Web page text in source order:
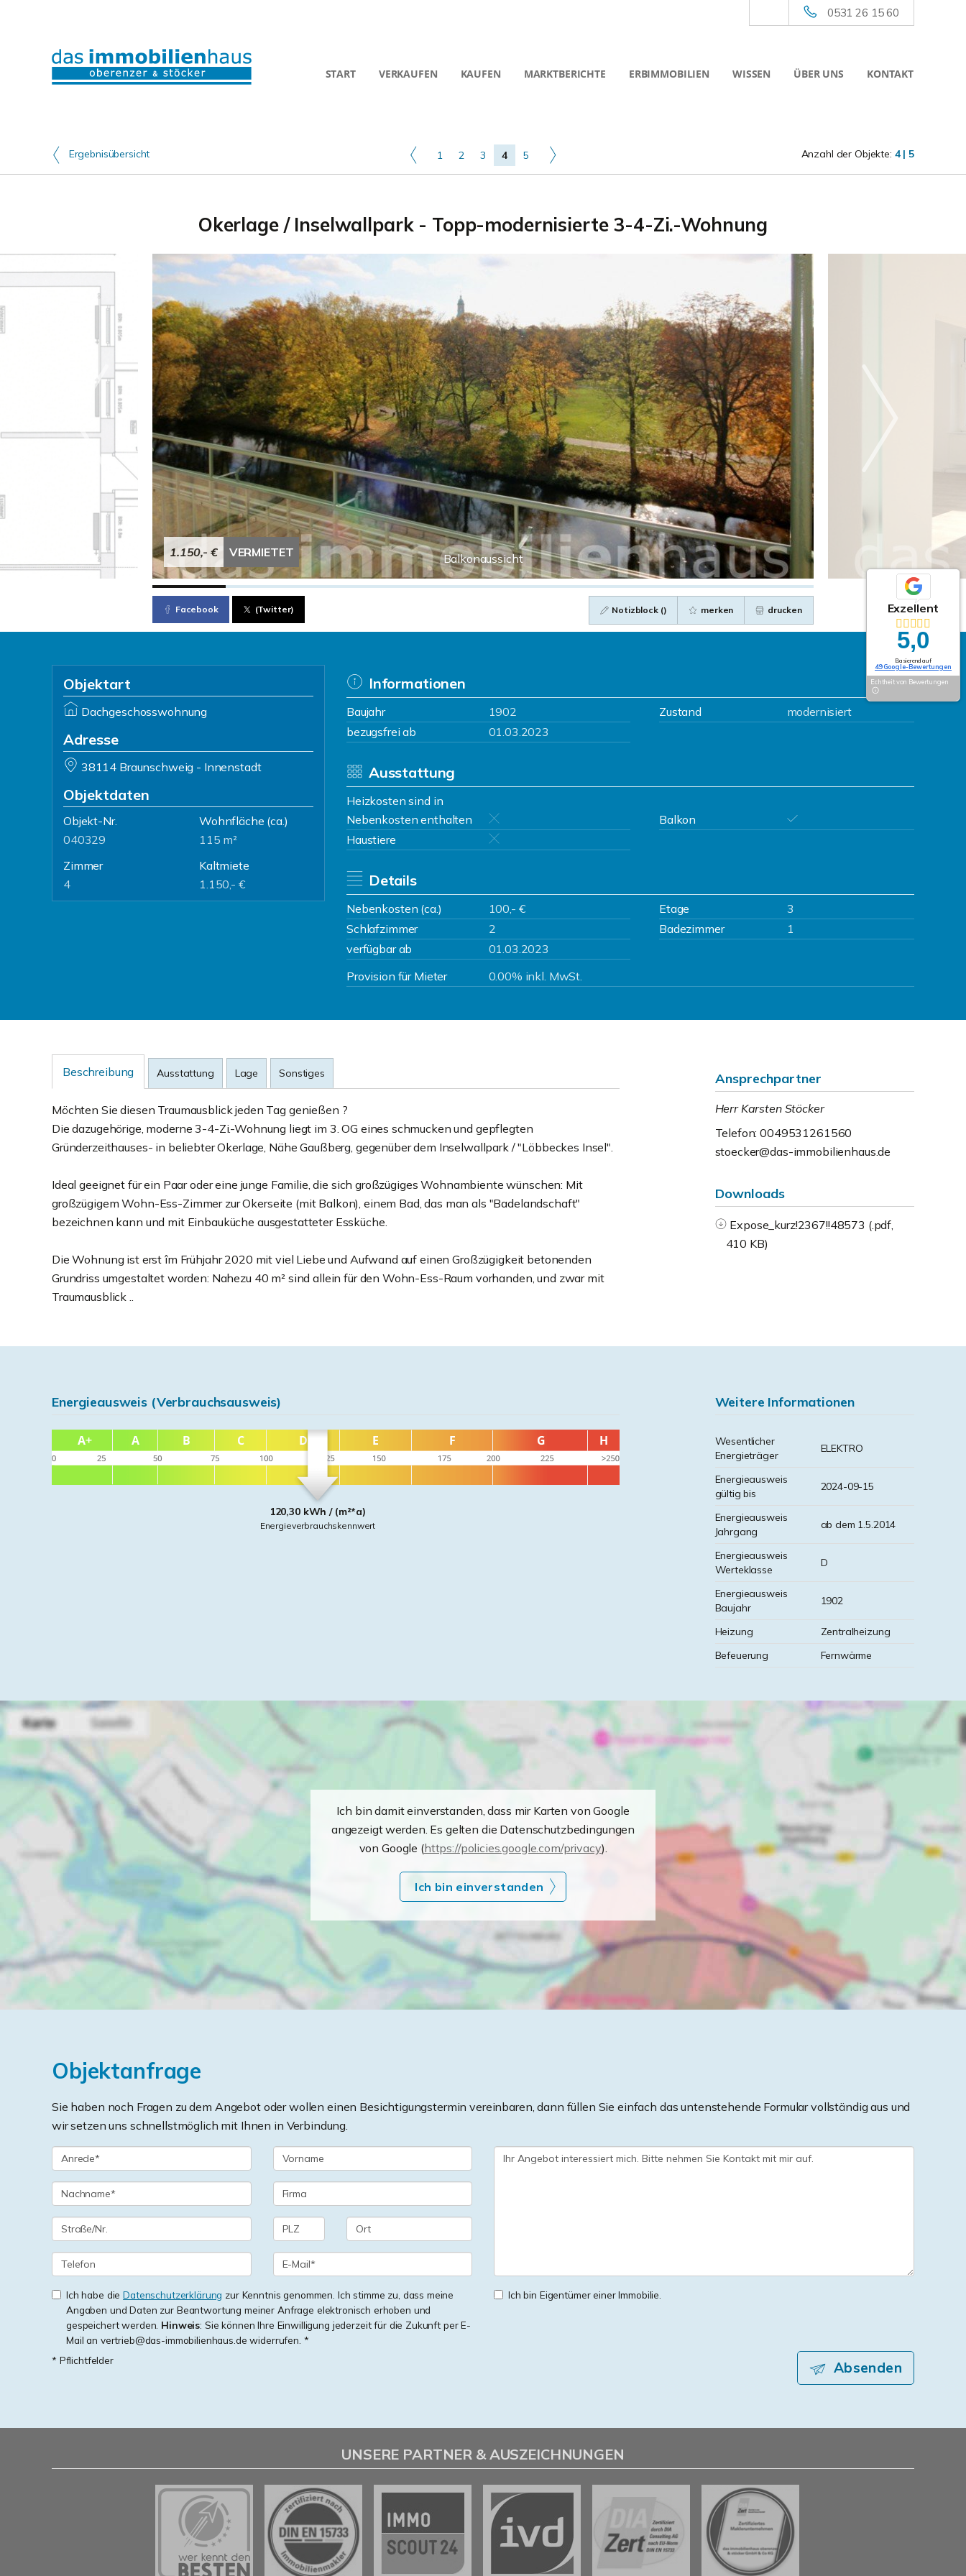
0531 26 15 60
START VERKAUFEN KAUFEN MARKTBERICHTE ERBIMMOBILIEN WISSEN ÜBER UNS KONTAKT
Ergebnisübersicht 1 2 3 4 5 Anzahl der Objekte: 4 | 5
Okerlage / Inselwallpark - Topp-modernisierte 3-4-Zi.-Wohnung
Balkonaussicht
1.150,- € VERMIETET
Facebook (Twitter) Notizblock () merken drucken
Objektart
Dachgeschosswohnung
Adresse
38114 Braunschweig - Innenstadt
Objektdaten
Objekt-Nr.
040329
Wohnfläche (ca.)
115 m²
Zimmer
4
Kaltmiete
1.150,- €
Informationen
Baujahr 1902 Zustand
modernisiert
bezugsfrei ab
01.03.2023
Ausstattung
Heizkosten sind in
Nebenkosten enthalten
Balkon
Haustiere
Details
Nebenkosten (ca.) 100,- € Etage
3
Schlafzimmer
2 Badezimmer
1
verfügbar ab
01.03.2023
Provision für Mieter
0.00% inkl. MwSt.
Beschreibung Ausstattung Lage Sonstiges
Möchten Sie diesen Traumausblick jeden Tag genießen ?
Die dazugehörige, moderne 3-4-Zi.-Wohnung liegt im 3. OG eines schmucken und gepflegten
Gründerzeithauses- in beliebter Okerlage, Nähe Gaußberg, gegenüber dem Inselwallpark / "Löbbeckes Insel".
Ideal geeignet für ein Paar oder eine junge Familie, die sich großzügiges Wohnambiente wünschen: Mit
großzügigem Wohn-Ess-Zimmer zur Okerseite (mit Balkon), einem Bad, das man als "Badelandschaft"
bezeichnen kann und mit Einbauküche ausgestatteter Essküche.
Die Wohnung ist erst îm Frühjahr 2020 mit viel Liebe und Aufwand auf einen Großzügigkeit betonenden
Grundriss umgestaltet worden: Nahezu 40 m² sind allein für den Wohn-Ess-Raum vorhanden, und zwar mit
Traumausblick ..
Ansprechpartner
Herr Karsten Stöcker
Telefon: 0049531261560
stoecker@das-immobilienhaus.de
Downloads
Expose_kurz!2367!!48573 (.pdf,
410 KB)
Energieausweis (Verbrauchsausweis)
120,30 kWh / (m²*a)
Energieverbrauchskennwert
Weitere Informationen
Wesentlicher
Energieträger
ELEKTRO
Energieausweis
gültig bis
2024-09-15
Energieausweis
Jahrgang
ab dem 1.5.2014
Energieausweis
Werteklasse
D
Energieausweis
Baujahr
1902
Heizung
Zentralheizung
Befeuerung
Fernwärme
Ich bin damit einverstanden, dass mir Karten von Google
angezeigt werden. Es gelten die Datenschutzbedingungen
von Google (https://policies.google.com/privacy).
Ich bin einverstanden
Objektanfrage
Sie haben noch Fragen zu dem Angebot oder wollen einen Besichtigungstermin vereinbaren, dann füllen Sie einfach das untenstehende Formular vollständig aus und
wir setzen uns schnellstmöglich mit Ihnen in Verbindung.
Ich habe dieDatenschutzerklärung zur Kenntnis genommen. Ich stimme zu, dass meine
Angaben und Daten zur Beantwortung meiner Anfrage elektronisch erhoben und
gespeichert werden. Hinweis: Sie können Ihre Einwilligung jederzeit für die Zukunft per E-
Mail an vertrieb@das-immobilienhaus.de widerrufen. *
Ich bin Eigentümer einer Immobilie.
* Pflichtfelder Absenden
Exzellent
5,0
Basierend auf
49 Google-Bewertungen
Echtheit von Bewertungen
UNSERE PARTNER & AUSZEICHNUNGEN